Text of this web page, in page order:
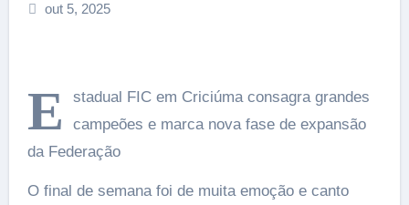
out 5, 2025
E
stadual FIC em Criciúma consagra grandes
campeões e marca nova fase de expansão
da Federação
O final de semana foi de muita emoção e canto